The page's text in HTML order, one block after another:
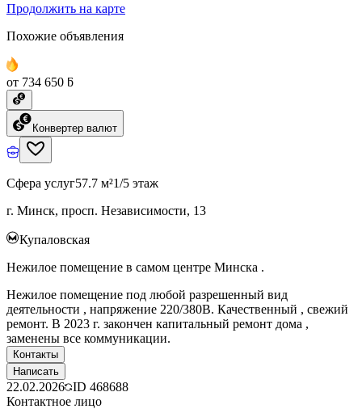
Продолжить на карте
Похожие объявления
от 734 650 ƃ
Конвертер валют
Сфера услуг57.7 м²1/5 этаж
г. Минск, просп. Независимости, 13
Купаловская
Нежилое помещение в самом центре Минска .
Нежилое помещение под любой разрешенный вид
деятельности , напряжение 220/380В. Качественный , свежий
ремонт. В 2023 г. закончен капитальный ремонт дома ,
заменены все коммуникации.
Контакты
Написать
22.02.2026 ID 468688
Контактное лицо